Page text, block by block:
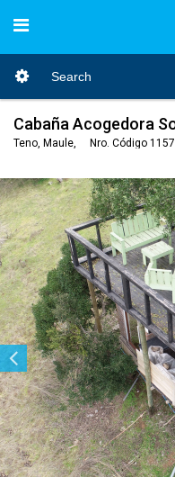
Teno, Maule, Nro. Código 1157